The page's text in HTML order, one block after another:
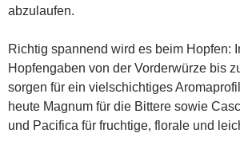
abzulaufen.
Richtig spannend wird es beim Hopfen:
Hopfengaben von der Vorderwürze bis
sorgen für ein vielschichtiges
heute Magnum für die Bittere sowie
und Pacifica für fruchtige, florale und